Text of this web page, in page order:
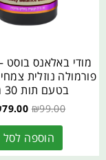
מודי באלאנס בוסט
פורמולה נוזלית
בטעם תות 30 מל
₪99.00
79.00
הוספה לסל